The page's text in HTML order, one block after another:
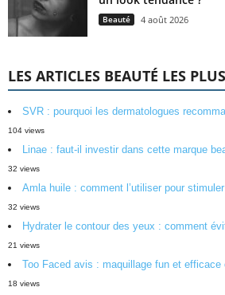
Beauté 4 août 2026
LES ARTICLES BEAUTÉ LES
SVR : pourquoi les dermatologues
104 views
Linae : faut-il investir dans cette marque
32 views
Amla huile : comment l’utiliser pour
32 views
Hydrater le contour des yeux : comment
21 views
Too Faced avis : maquillage fun et
18 views